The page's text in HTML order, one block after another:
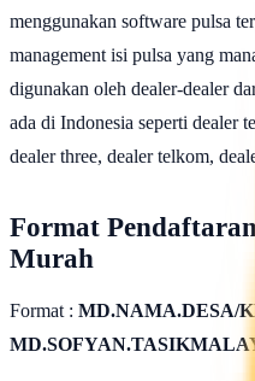
menggunakan software pulsa
management isi pulsa yang
digunakan oleh dealer-dealer
ada di Indonesia seperti dealer
dealer three, dealer telkom,
Format
Murah
Format : MD.NAMA.DESA/